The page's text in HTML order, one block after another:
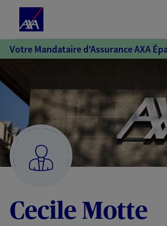
Accéder
au
Accéder
au
pied
de
page
Votre Mandataire d'Assurance AXA
Cecile Motte